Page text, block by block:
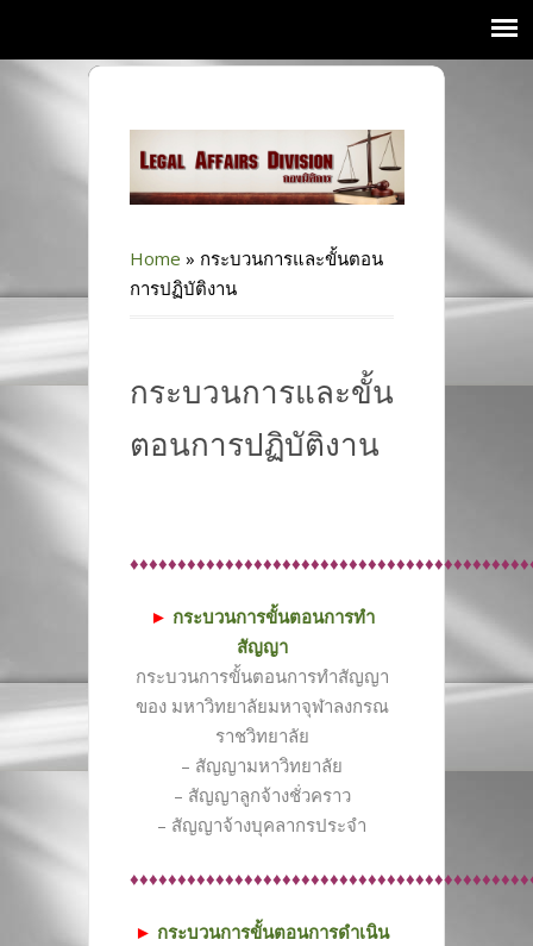
Home » กระบวนการและขั้นตอน
การปฏิบัติงาน
กระบวนการและขั้น
ตอนการปฏิบัติงาน
► กระบวนการขั้นตอนการทำ
สัญญา
กระบวนการขั้นตอนการทำสัญญา
ของ มหาวิทยาลัยมหาจุฬาลงกรณ
ราชวิทยาลัย
– สัญญามหาวิทยาลัย
– สัญญาลูกจ้างชั่วคราว
– สัญญาจ้างบุคลากรประจำ
► กระบวนการขั้นตอนการดำเนิน